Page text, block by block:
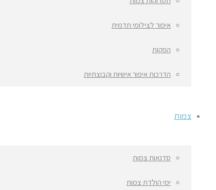
איפור לצילומי תדמית
הפקות
הדרכות איפור אישיות וקבוצתיות
צמות
סדנאות צמות
ימי הולדת צמות